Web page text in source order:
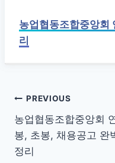
농업협동조합중앙회
리
글
탐
색
PREVIOUS
농업협동조합중앙회
봉, 초봉, 채용공고 완
정리